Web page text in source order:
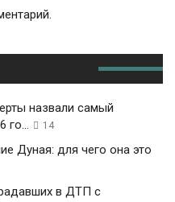
назвали самый
го...
14
Дуная: для чего она это
в ДТП с